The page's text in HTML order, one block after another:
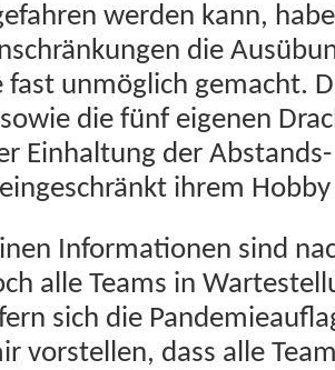
wer­den kann,
die
fast unmöglich gemacht.
die fünf eige­nen
Ein­hal­tung der
ihrem
Infor­ma­tio­nen sind
alle Teams in
sich die
vorstellen, dass alle